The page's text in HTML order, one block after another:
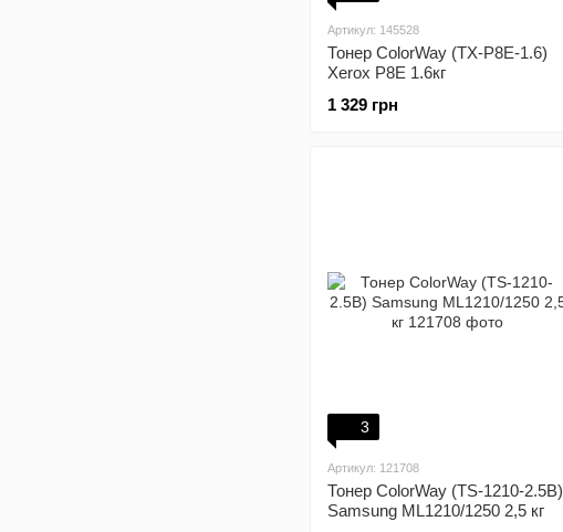
Артикул: 145528
Тонер ColorWay (TX-P8E-1.6)
Xerox P8E 1.6кг
1 329 грн
3
Артикул: 121708
Тонер ColorWay (TS-1210-2.5B)
Samsung ML1210/1250 2,5 кг